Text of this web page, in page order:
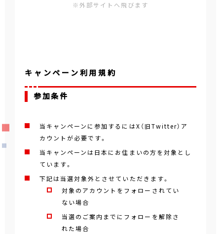
※外部サイトへ飛びます
キャンペーン利用規約
参加条件
当キャンペーンに参加するにはX（旧Twitter）ア
カウントが必要です。
当キャンペーンは日本にお住まいの方を対象とし
ています。
下記は当選対象外とさせていただきます。
対象のアカウントをフォローされてい
ない場合
当選のご案内までにフォローを解除さ
れた場合